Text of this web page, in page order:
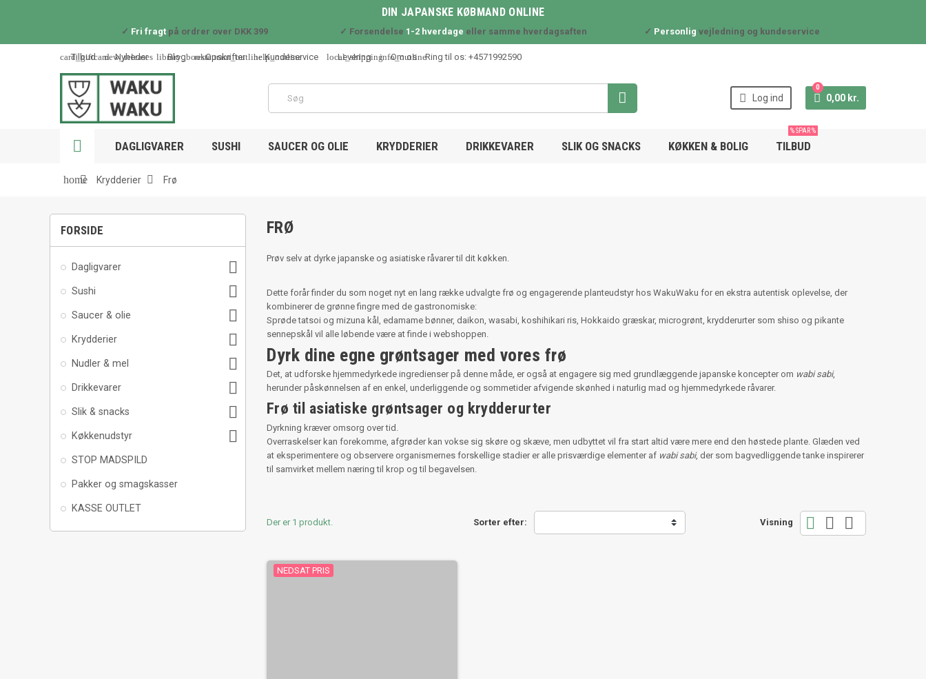
DIN JAPANSKE KØBMAND ONLINE
✓ Fri fragtpå ordrer over DKK 399 ✓ Forsendelse 1-2 hverdage eller samme hverdagsaften ✓ Personlig vejledning og kundeservice
card_giftcard
Tilbud new_releases
Nyheder library_books
Blog restaurant_outline
Opskrifter help_outline
Kundeservice local_shipping
Levering info_outline
Om os Ring til os: +4571992590
  Log ind  0,00 kr.
0
 DAGLIGVARER SUSHI SAUCER OG OLIE KRYDDERIER DRIKKEVARER SLIK OG SNACKS KØKKEN & BOLIG TILBUD
% SPAR %
home
 Krydderier  Frø
FORSIDE
Dagligvarer 
Sushi 
Saucer & olie 
Krydderier 
Nudler & mel 
Drikkevarer 
Slik & snacks 
Køkkenudstyr 
STOP MADSPILD
Pakker og smagskasser
KASSE OUTLET
FRØ
Prøv selv at dyrke japanske og asiatiske råvarer til dit køkken.
Dette forår finder du som noget nyt en lang række udvalgte frø og engagerende planteudstyr hos WakuWaku for en ekstra autentisk oplevelse, der
kombinerer de grønne fingre med de gastronomiske:
Sprøde tatsoi og mizuna kål, edamame bønner, daikon, wasabi, koshihikari ris, Hokkaido græskar, microgrønt, krydderurter som shiso og pikante
sennepskål vil alle løbende være at finde i webshoppen.
Dyrk dine egne grøntsager med vores frø
Det, at udforske hjemmedyrkede ingredienser på denne måde, er også at engagere sig med grundlæggende japanske koncepter om wabi sabi,
herunder påskønnelsen af en enkel, underliggende og sommetider afvigende skønhed i naturlig mad og hjemmedyrkede råvarer.
Frø til asiatiske grøntsager og krydderurter
Dyrkning kræver omsorg over tid.
Overraskelser kan forekomme, afgrøder kan vokse sig skøre og skæve, men udbyttet vil fra start altid være mere end den høstede plante. Glæden ved
at eksperimentere og observere organismernes forskellige stadier er alle prisværdige elementer af wabi sabi, der som bagvedliggende tanke inspirerer
til samvirket mellem næring til krop og til begavelsen.
Der er 1 produkt. Sorter efter: Visning   
NEDSAT PRIS